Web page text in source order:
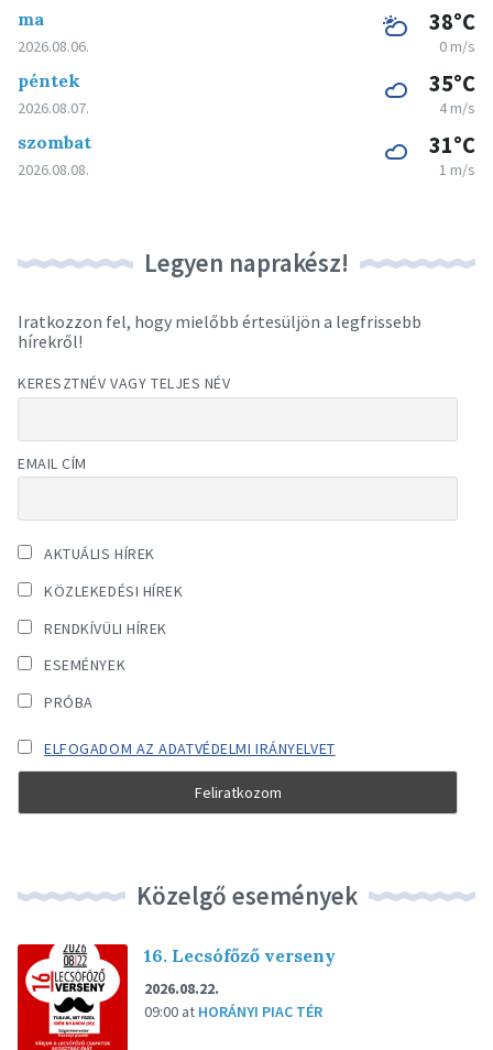
ma
2026.08.06.
38°C
0 m/s
péntek
2026.08.07.
35°C
4 m/s
szombat
2026.08.08.
31°C
1 m/s
Legyen naprakész!
Iratkozzon fel, hogy mielőbb értesüljön a legfrissebb
hírekről!
KERESZTNÉV VAGY TELJES NÉV
EMAIL CÍM
AKTUÁLIS HÍREK
KÖZLEKEDÉSI HÍREK
RENDKÍVÜLI HÍREK
ESEMÉNYEK
PRÓBA
ELFOGADOM AZ ADATVÉDELMI IRÁNYELVET
Közelgő események
16. Lecsófőző verseny
2026.08.22.
09:00 at HORÁNYI PIAC TÉR